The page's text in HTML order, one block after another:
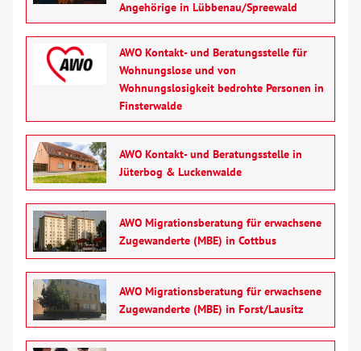
Angehörige in Lübbenau/Spreewald
AWO Kontakt- und Beratungsstelle für
Wohnungslose und von
Wohnungslosigkeit bedrohte Personen in
Finsterwalde
AWO Kontakt- und Beratungsstelle in
Jüterbog & Luckenwalde
AWO Migrationsberatung für erwachsene
Zugewanderte (MBE) in Cottbus
AWO Migrationsberatung für erwachsene
Zugewanderte (MBE) in Forst/Lausitz